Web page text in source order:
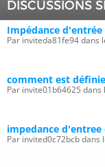
DISCUSSIONS
Impédance
Par inviteda81fe94 dans
comment est
Par invite01b64625 dans
impedance
Par invited0c72bcb dans